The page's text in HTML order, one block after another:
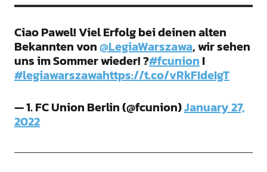
Ciao Pawel! Viel Erfolg bei deinen alten
Bekannten von@LegiaWarszawa, wir sehen
uns im Sommer wieder! ?#fcunion I
#legiawarszawahttps://t.co/vRkFIdeIgT
— 1. FC Union Berlin (@fcunion)January 27,
2022